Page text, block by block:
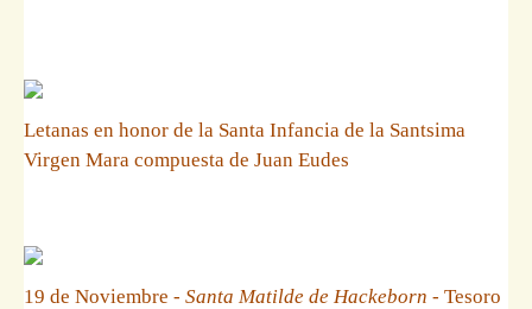
Letanas en honor de la Santa Infancia de la Santsima
Virgen Mara compuesta de Juan Eudes
19 de Noviembre - Santa Matilde de Hackeborn - Tesoro